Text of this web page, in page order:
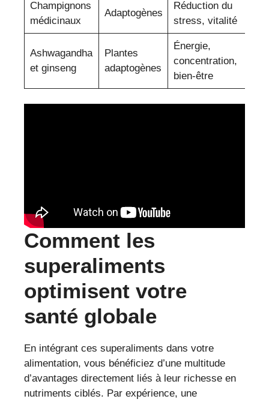
Champignons
médicinaux
Adaptogènes
Réduction du
stress, vitalité
Ashwagandha
et ginseng
Plantes
adaptogènes
Énergie,
concentration,
bien-être
Comment les
superaliments
optimisent votre
santé globale
En intégrant ces superaliments dans votre
alimentation, vous bénéficiez d’une multitude
d’avantages directement liés à leur richesse en
nutriments ciblés. Par expérience, une